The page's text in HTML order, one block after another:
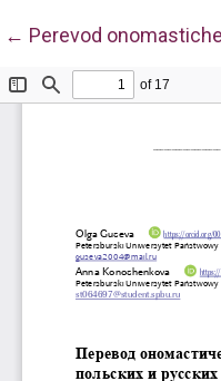
← Wróć do szczegółów
Perevod